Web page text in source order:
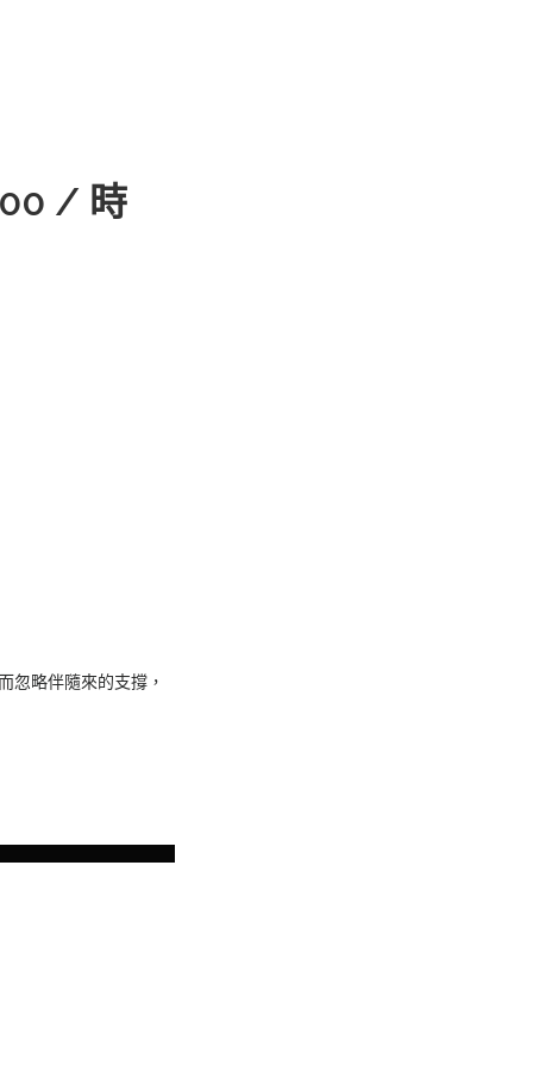
/ 時
忽略伴隨來的支撐，